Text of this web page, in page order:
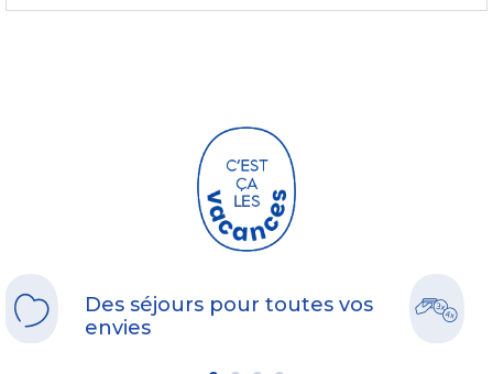
Des séjours pour toutes vos
envies